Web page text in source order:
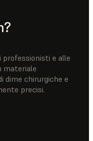
professionisti e alle
materiale
dime chirurgiche e
precisi.